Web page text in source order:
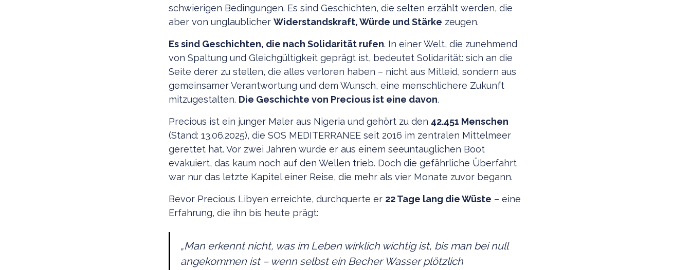
schwierigen Bedingungen. Es sind Geschichten, die selten erzählt werden, die
aber von unglaublicher Widerstandskraft, Würde und Stärke zeugen.
Es sind Geschichten, die nach Solidarität rufen. In einer Welt, die zunehmend
von Spaltung und Gleichgültigkeit geprägt ist, bedeutet Solidarität: sich an die
Seite derer zu stellen, die alles verloren haben – nicht aus Mitleid, sondern aus
gemeinsamer Verantwortung und dem Wunsch, eine menschlichere Zukunft
mitzugestalten. Die Geschichte von Precious ist eine davon.
Precious ist ein junger Maler aus Nigeria und gehört zu den 42.451 Menschen
(Stand: 13.06.2025), die SOS MEDITERRANEE seit 2016 im zentralen Mittelmeer
gerettet hat. Vor zwei Jahren wurde er aus einem seeuntauglichen Boot
evakuiert, das kaum noch auf den Wellen trieb. Doch die gefährliche Überfahrt
war nur das letzte Kapitel einer Reise, die mehr als vier Monate zuvor begann.
Bevor Precious Libyen erreichte, durchquerte er 22 Tage lang die Wüste – eine
Erfahrung, die ihn bis heute prägt:
„Man erkennt nicht, was im Leben wirklich wichtig ist, bis man bei null
angekommen ist – wenn selbst ein Becher Wasser plötzlich